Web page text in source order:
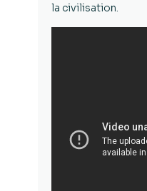
la civilisation.